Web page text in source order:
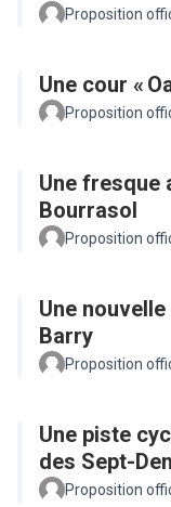
Proposition
Une cour «
Proposition
Une
Bourrasol
Proposition
Une
Barry
Proposition
Une piste
des Sept-
Proposition